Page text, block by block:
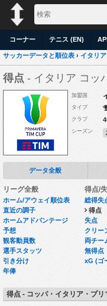
コーナー テニス (EN)
サッカーデータと順位表 › イタリア
得点 - イタリア コッ
加盟国
タイプ
クラブ
シーズン
データ全般
リーグ全般
ホーム/アウェイ順位表
直近の調子
ホームアドバンテージ
予想
観客動員数
選手スタッツ
引き分け
年俸
得点/
総得失
得点
失点
クリー
両チー
無得点
xG (ゴ
得点 - コッパ・イタリア・プリ